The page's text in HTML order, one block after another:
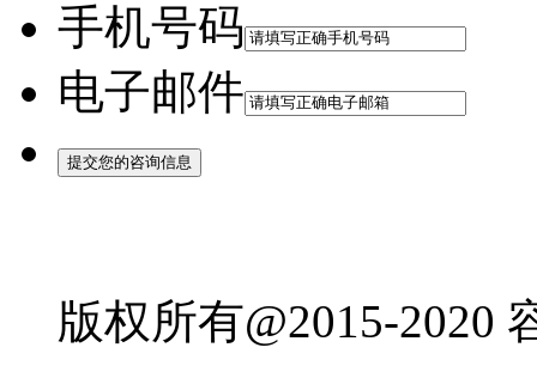
手机号码
电子邮件
版权所有@2015-2020